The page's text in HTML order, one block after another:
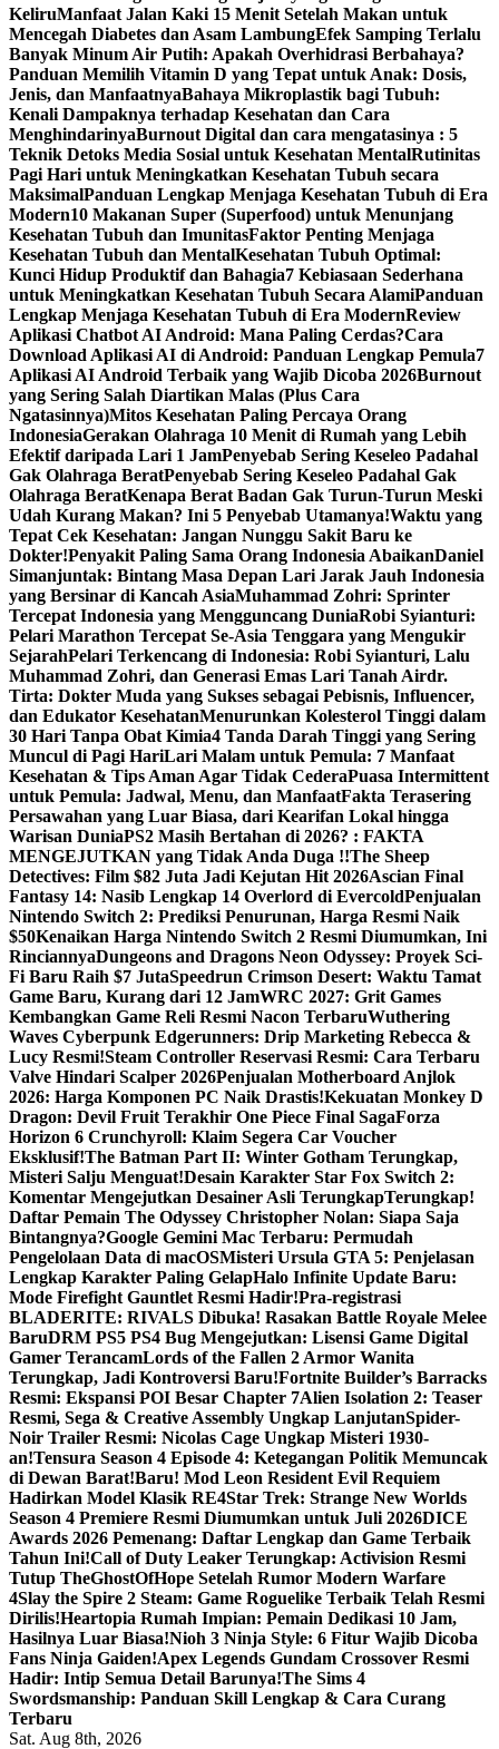
KeliruManfaat Jalan Kaki 15 Menit Setelah Makan untuk
Mencegah Diabetes dan Asam LambungEfek Samping Terlalu
Banyak Minum Air Putih: Apakah Overhidrasi Berbahaya?
Panduan Memilih Vitamin D yang Tepat untuk Anak: Dosis,
Jenis, dan ManfaatnyaBahaya Mikroplastik bagi Tubuh:
Kenali Dampaknya terhadap Kesehatan dan Cara
MenghindarinyaBurnout Digital dan cara mengatasinya : 5
Teknik Detoks Media Sosial untuk Kesehatan MentalRutinitas
Pagi Hari untuk Meningkatkan Kesehatan Tubuh secara
MaksimalPanduan Lengkap Menjaga Kesehatan Tubuh di Era
Modern10 Makanan Super (Superfood) untuk Menunjang
Kesehatan Tubuh dan ImunitasFaktor Penting Menjaga
Kesehatan Tubuh dan MentalKesehatan Tubuh Optimal:
Kunci Hidup Produktif dan Bahagia7 Kebiasaan Sederhana
untuk Meningkatkan Kesehatan Tubuh Secara AlamiPanduan
Lengkap Menjaga Kesehatan Tubuh di Era ModernReview
Aplikasi Chatbot AI Android: Mana Paling Cerdas?Cara
Download Aplikasi AI di Android: Panduan Lengkap Pemula7
Aplikasi AI Android Terbaik yang Wajib Dicoba 2026Burnout
yang Sering Salah Diartikan Malas (Plus Cara
Ngatasinnya)Mitos Kesehatan Paling Percaya Orang
IndonesiaGerakan Olahraga 10 Menit di Rumah yang Lebih
Efektif daripada Lari 1 JamPenyebab Sering Keseleo Padahal
Gak Olahraga BeratPenyebab Sering Keseleo Padahal Gak
Olahraga BeratKenapa Berat Badan Gak Turun-Turun Meski
Udah Kurang Makan? Ini 5 Penyebab Utamanya!Waktu yang
Tepat Cek Kesehatan: Jangan Nunggu Sakit Baru ke
Dokter!Penyakit Paling Sama Orang Indonesia AbaikanDaniel
Simanjuntak: Bintang Masa Depan Lari Jarak Jauh Indonesia
yang Bersinar di Kancah AsiaMuhammad Zohri: Sprinter
Tercepat Indonesia yang Mengguncang DuniaRobi Syianturi:
Pelari Marathon Tercepat Se-Asia Tenggara yang Mengukir
SejarahPelari Terkencang di Indonesia: Robi Syianturi, Lalu
Muhammad Zohri, dan Generasi Emas Lari Tanah Airdr.
Tirta: Dokter Muda yang Sukses sebagai Pebisnis, Influencer,
dan Edukator KesehatanMenurunkan Kolesterol Tinggi dalam
30 Hari Tanpa Obat Kimia4 Tanda Darah Tinggi yang Sering
Muncul di Pagi HariLari Malam untuk Pemula: 7 Manfaat
Kesehatan & Tips Aman Agar Tidak CederaPuasa Intermittent
untuk Pemula: Jadwal, Menu, dan ManfaatFakta Terasering
Persawahan yang Luar Biasa, dari Kearifan Lokal hingga
Warisan DuniaPS2 Masih Bertahan di 2026? : FAKTA
MENGEJUTKAN yang Tidak Anda Duga !!The Sheep
Detectives: Film $82 Juta Jadi Kejutan Hit 2026Ascian Final
Fantasy 14: Nasib Lengkap 14 Overlord di EvercoldPenjualan
Nintendo Switch 2: Prediksi Penurunan, Harga Resmi Naik
$50Kenaikan Harga Nintendo Switch 2 Resmi Diumumkan, Ini
RinciannyaDungeons and Dragons Neon Odyssey: Proyek Sci-
Fi Baru Raih $7 JutaSpeedrun Crimson Desert: Waktu Tamat
Game Baru, Kurang dari 12 JamWRC 2027: Grit Games
Kembangkan Game Reli Resmi Nacon TerbaruWuthering
Waves Cyberpunk Edgerunners: Drip Marketing Rebecca &
Lucy Resmi!Steam Controller Reservasi Resmi: Cara Terbaru
Valve Hindari Scalper 2026Penjualan Motherboard Anjlok
2026: Harga Komponen PC Naik Drastis!Kekuatan Monkey D
Dragon: Devil Fruit Terakhir One Piece Final SagaForza
Horizon 6 Crunchyroll: Klaim Segera Car Voucher
Eksklusif!The Batman Part II: Winter Gotham Terungkap,
Misteri Salju Menguat!Desain Karakter Star Fox Switch 2:
Komentar Mengejutkan Desainer Asli TerungkapTerungkap!
Daftar Pemain The Odyssey Christopher Nolan: Siapa Saja
Bintangnya?Google Gemini Mac Terbaru: Permudah
Pengelolaan Data di macOSMisteri Ursula GTA 5: Penjelasan
Lengkap Karakter Paling GelapHalo Infinite Update Baru:
Mode Firefight Gauntlet Resmi Hadir!Pra-registrasi
BLADERITE: RIVALS Dibuka! Rasakan Battle Royale Melee
BaruDRM PS5 PS4 Bug Mengejutkan: Lisensi Game Digital
Gamer TerancamLords of the Fallen 2 Armor Wanita
Terungkap, Jadi Kontroversi Baru!Fortnite Builder’s Barracks
Resmi: Ekspansi POI Besar Chapter 7Alien Isolation 2: Teaser
Resmi, Sega & Creative Assembly Ungkap LanjutanSpider-
Noir Trailer Resmi: Nicolas Cage Ungkap Misteri 1930-
an!Tensura Season 4 Episode 4: Ketegangan Politik Memuncak
di Dewan Barat!Baru! Mod Leon Resident Evil Requiem
Hadirkan Model Klasik RE4Star Trek: Strange New Worlds
Season 4 Premiere Resmi Diumumkan untuk Juli 2026DICE
Awards 2026 Pemenang: Daftar Lengkap dan Game Terbaik
Tahun Ini!Call of Duty Leaker Terungkap: Activision Resmi
Tutup TheGhostOfHope Setelah Rumor Modern Warfare
4Slay the Spire 2 Steam: Game Roguelike Terbaik Telah Resmi
Dirilis!Heartopia Rumah Impian: Pemain Dedikasi 10 Jam,
Hasilnya Luar Biasa!Nioh 3 Ninja Style: 6 Fitur Wajib Dicoba
Fans Ninja Gaiden!Apex Legends Gundam Crossover Resmi
Hadir: Intip Semua Detail Barunya!The Sims 4
Swordsmanship: Panduan Skill Lengkap & Cara Curang
Terbaru
Sat. Aug 8th, 2026